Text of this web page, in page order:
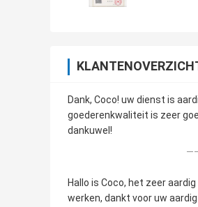
Dank, Coco! uw dienst is
goederenkwaliteit is zeer
dankuwel!
Hallo is Coco, het zeer
werken, dankt voor uw